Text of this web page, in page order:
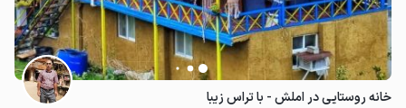
خانه روستایی در املش - با تراس زیبا